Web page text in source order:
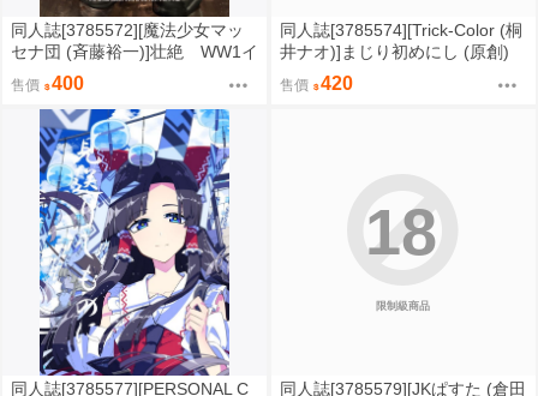
同人誌[3785572][魔法少女マッ
セナ団 (斉藤裕一)]壮絶 WW1イ
タリア戦線 (ミリタリー)
售價 400
同人誌[3785574][Trick-Color (桐
井ナオ)]まじり初めにし (原創)
售價 420
同人誌[3785577][PERSONAL C
限制級商品
18
同人誌[3785579][JKぱすた (倉田